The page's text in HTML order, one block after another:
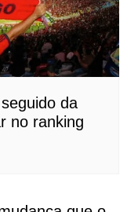
da
no ranking